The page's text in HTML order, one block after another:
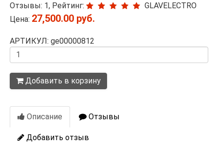
Отзывы: 1, Рейтинг:
GLAVELECTRO
Цена: 27,500.00 руб.
АРТИКУЛ: ge00000812
Количество
Добавить в корзину
Описание Отзывы
Добавить отзыв